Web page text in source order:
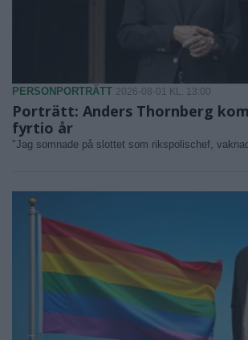
PERSONPORTRÄTT 2026-08-01 KL. 13:00
Porträtt: Anders Thornberg
fyrtio år
"Jag somnade på slottet som rikspolischef,